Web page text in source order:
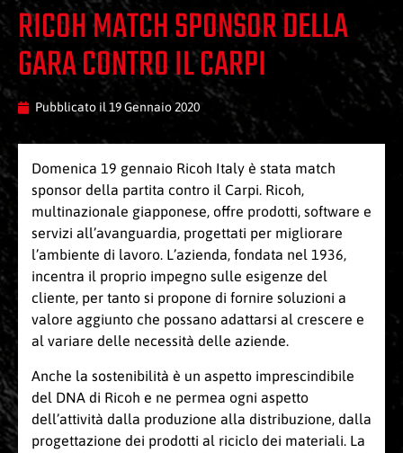
RICOH MATCH SPONSOR DELLA
GARA CONTRO IL CARPI
Pubblicato il 19 Gennaio 2020
Domenica 19 gennaio Ricoh Italy è stata match
sponsor della partita contro il Carpi. Ricoh,
multinazionale giapponese, offre prodotti, software e
servizi all’avanguardia, progettati per migliorare
l’ambiente di lavoro. L’azienda, fondata nel 1936,
incentra il proprio impegno sulle esigenze del
cliente, per tanto si propone di fornire soluzioni a
valore aggiunto che possano adattarsi al crescere e
al variare delle necessità delle aziende.
Anche la sostenibilità è un aspetto imprescindibile
del DNA di Ricoh e ne permea ogni aspetto
dell’attività dalla produzione alla distribuzione, dalla
progettazione dei prodotti al riciclo dei materiali. La